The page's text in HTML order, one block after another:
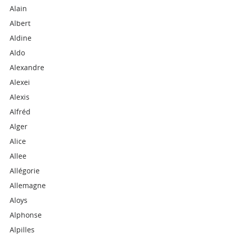
Alain
Albert
Aldine
Aldo
Alexandre
Alexei
Alexis
Alfréd
Alger
Alice
Allee
Allégorie
Allemagne
Aloys
Alphonse
Alpilles